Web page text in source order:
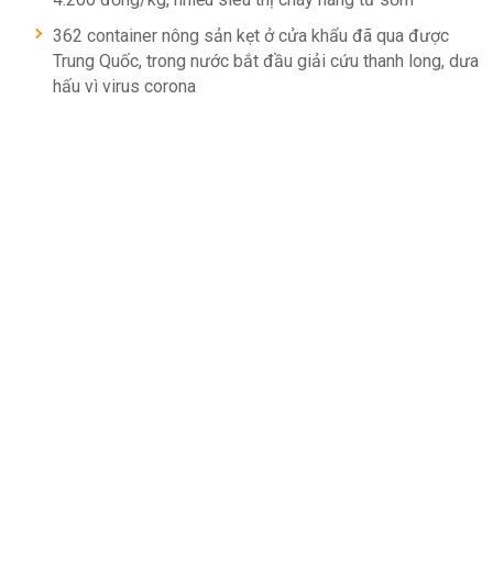
362 container nông sản kẹt ở cửa khẩu đã qua được
Trung Quốc, trong nước bắt đầu giải cứu thanh long, dưa
hấu vì virus corona